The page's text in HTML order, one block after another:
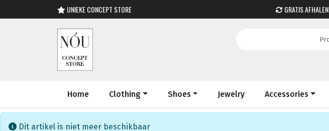
UNIEKE CONCEPT STORE GRATIS
Home Clothing Shoes Jewelry Accessories
Dit artikel is niet meer beschikbaar